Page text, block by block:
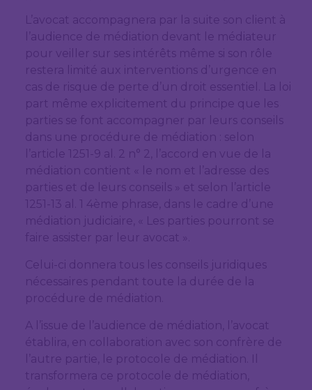
L’avocat accompagnera par la suite son client à
l’audience de médiation devant le médiateur
pour veiller sur ses intérêts même si son rôle
restera limité aux interventions d’urgence en
cas de risque de perte d’un droit essentiel. La loi
part même explicitement du principe que les
parties se font accompagner par leurs conseils
dans une procédure de médiation : selon
l’article 1251-9 al. 2 n° 2, l’accord en vue de la
médiation contient « le nom et l’adresse des
parties et de leurs conseils » et selon l’article
1251-13 al. 1 4ème phrase, dans le cadre d’une
médiation judiciaire, « Les parties pourront se
faire assister par leur avocat ».
Celui-ci donnera tous les conseils juridiques
nécessaires pendant toute la durée de la
procédure de médiation.
A l’issue de l’audience de médiation, l’avocat
établira, en collaboration avec son confrère de
l’autre partie, le protocole de médiation. Il
transformera ce protocole de médiation,